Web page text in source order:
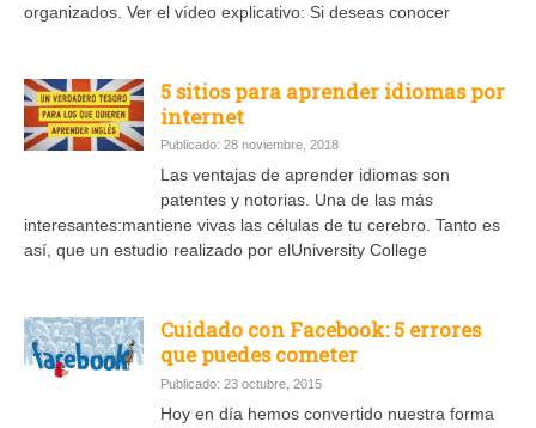
organizados. Ver el vídeo explicativo: Si deseas conocer
5 sitios para aprender idiomas por
internet
Publicado: 28 noviembre, 2018
Las ventajas de aprender idiomas son
patentes y notorias. Una de las más
interesantes:mantiene vivas las células de tu cerebro. Tanto es
así, que un estudio realizado por elUniversity College
Cuidado con Facebook: 5 errores
que puedes cometer
Publicado: 23 octubre, 2015
Hoy en día hemos convertido nuestra forma